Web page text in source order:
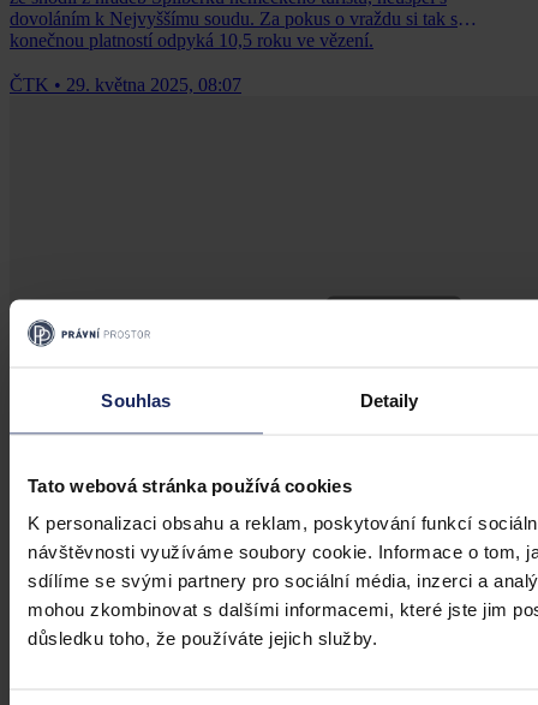
Souhlas Detaily
Tato webová stránka používá cookies
K personalizaci obsahu a reklam, poskytování funkcí
návštěvnosti využíváme soubory cookie. Informace o tom,
sdílíme se svými partnery pro sociální média, inzerci a
mohou zkombinovat s dalšími informacemi, které jste jim
důsledku toho, že používáte jejich služby.
dovoláním k Nejvyššímu soudu. Za pokus o vraždu si tak s
konečnou platností odpyká 10,5 roku ve vězení.
ČTK • 29. května 2025, 08:07
Aktuality